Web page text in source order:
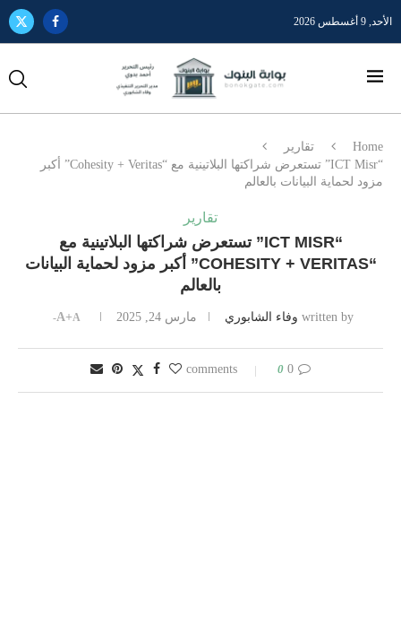
الأحد, 9 أغسطس 2026
Home
تقارير
“ICT Misr” تستعرض شراكتها البلاتينية مع “Cohesity + Veritas” أكبر
مزود لحماية البيانات بالعالم
تقارير
“ICT MISR” تستعرض شراكتها البلاتينية مع
“COHESITY + VERITAS” أكبر مزود لحماية البيانات
بالعالم
written by وفاء الشابوري مارس 24, 2025 A+A-
0 comments
0